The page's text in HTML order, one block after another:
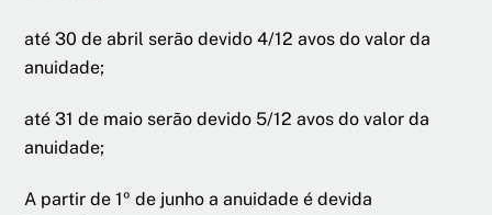
até 30 de abril serão devido 4/12 avos do valor da
anuidade;
até 31 de maio serão devido 5/12 avos do valor da
anuidade;
A partir de 1º de junho a anuidade é devida